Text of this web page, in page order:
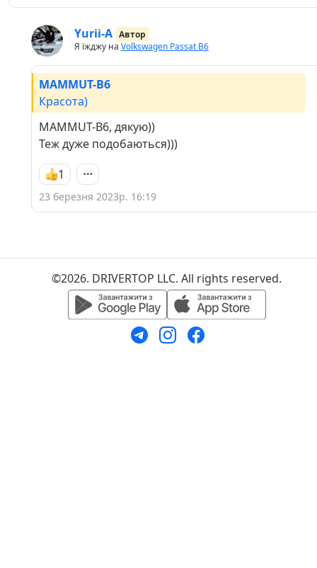
Yurii-A Автор
Я їжджу на Volkswagen Passat B6
MAMMUT-B6
Красота)
MAMMUT-B6, дякую))
Теж дуже подобаються)))
1
23 березня 2023р. 16:19
©2026. DRIVERTOP LLC. All rights reserved.